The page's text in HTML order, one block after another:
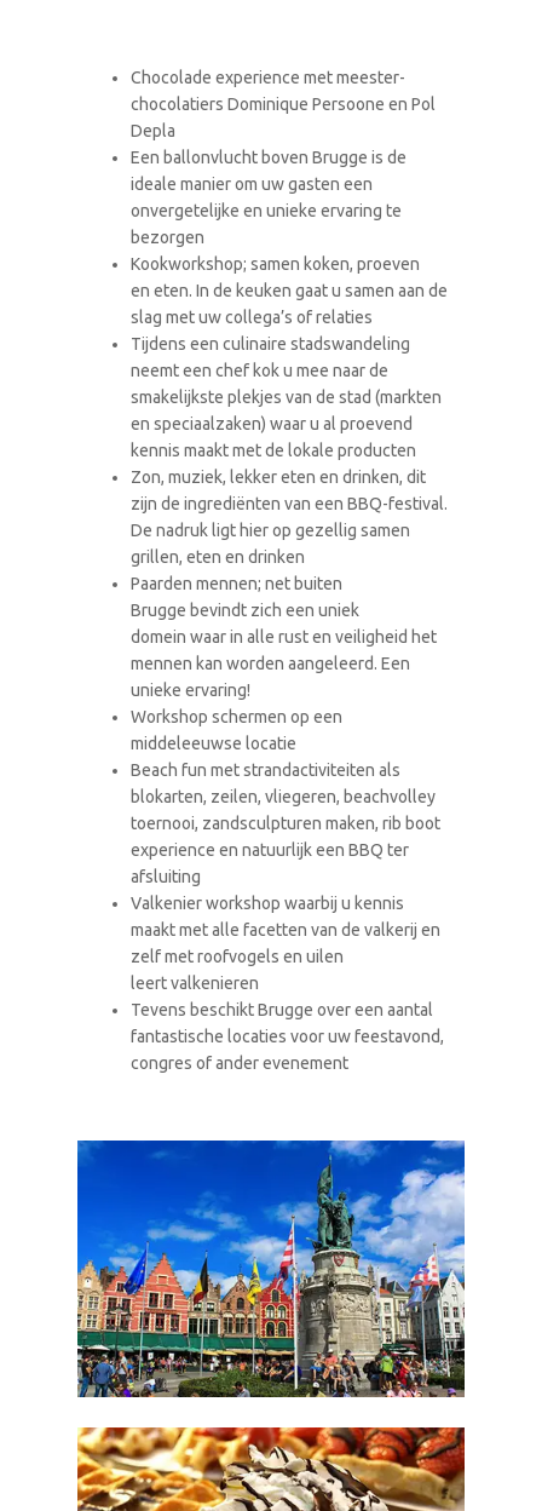
Chocolade experience met meester-
chocolatiers Dominique Persoone en Pol
Depla
Een ballonvlucht boven Brugge is de
ideale manier om uw gasten een
onvergetelijke en unieke ervaring te
bezorgen
Kookworkshop; samen koken, proeven
en eten. In de keuken gaat u samen aan de
slag met uw collega’s of relaties
Tijdens een culinaire stadswandeling
neemt een chef kok u mee naar de
smakelijkste plekjes van de stad (markten
en speciaalzaken) waar u al proevend
kennis maakt met de lokale producten
Zon, muziek, lekker eten en drinken, dit
zijn de ingrediënten van een BBQ-festival.
De nadruk ligt hier op gezellig samen
grillen, eten en drinken
Paarden mennen; net buiten
Brugge bevindt zich een uniek
domein waar in alle rust en veiligheid het
mennen kan worden aangeleerd. Een
unieke ervaring!
Workshop schermen op een
middeleeuwse locatie
Beach fun met strandactiviteiten als
blokarten, zeilen, vliegeren, beachvolley
toernooi, zandsculpturen maken, rib boot
experience en natuurlijk een BBQ ter
afsluiting
Valkenier workshop waarbij u kennis
maakt met alle facetten van de valkerij en
zelf met roofvogels en uilen
leert valkenieren
Tevens beschikt Brugge over een aantal
fantastische locaties voor uw feestavond,
congres of ander evenement